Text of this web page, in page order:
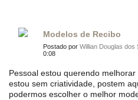
Modelos de Recibo
Postado por Willian Douglas dos
0:08
Pessoal estou querendo
estou sem criatividade, postem
podermos escolher o melhor